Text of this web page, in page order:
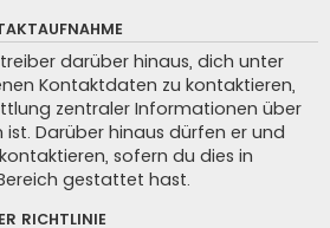
darüber hinaus, dich unter
Kontaktdaten zu kontaktieren,
zentraler Informationen über
Darüber hinaus dürfen er und
sofern du dies in
gestattet hast.
RICHTLINIE